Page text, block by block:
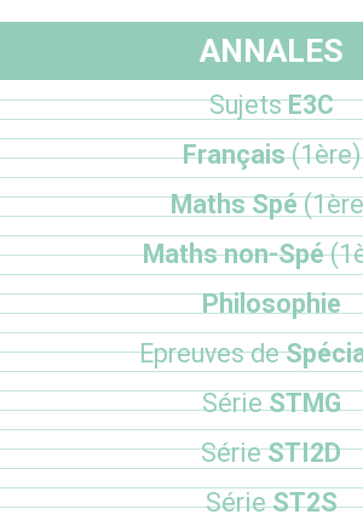
ANNALES
SujetsE3C
Français(1ère)
Maths Spé
Maths non-Spé
Philosophie
Epreuves de
SérieSTMG
SérieSTI2D
SérieST2S